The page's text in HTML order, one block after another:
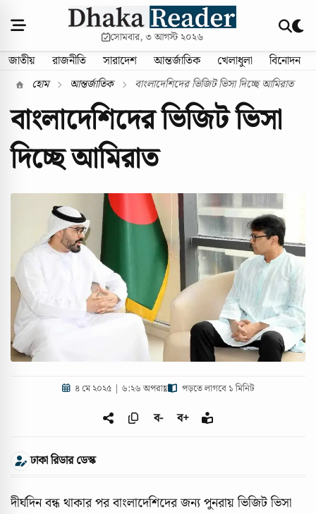
সোমবার, ৩ আগস্ট ২০২৬
জাতীয় রাজনীতি সারাদেশ আন্তর্জাতিক খেলাধুলা বিনোদন
হোম আন্তর্জাতিক বাংলাদেশিদের ভিজিট ভিসা দিচ্ছে আমিরাত
বাংলাদেশিদের ভিজিট ভিসা
দিচ্ছে আমিরাত
৪ মে ২০২৫ | ৬:২৬ অপরাহ্ণ পড়তে লাগবে ১ মিনিট
ব- ব+
ঢাকা রিডার ডেস্ক
দীর্ঘদিন বন্ধ থাকার পর বাংলাদেশিদের জন্য পুনরায় ভিজিট ভিসা